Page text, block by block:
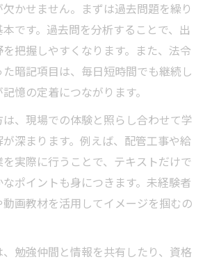
かせません。まずは過去問題を繰り
です。過去問を分析することで、出
把握しやすくなります。また、法令
暗記項目は、毎日短時間でも継続し
憶の定着につながります。
、現場での体験と照らし合わせて学
深まります。例えば、配管工事や給
実際に行うことで、テキストだけで
ポイントも身につきます。未経験者
画教材を活用してイメージを掴むの
勉強仲間と情報を共有したり、資格